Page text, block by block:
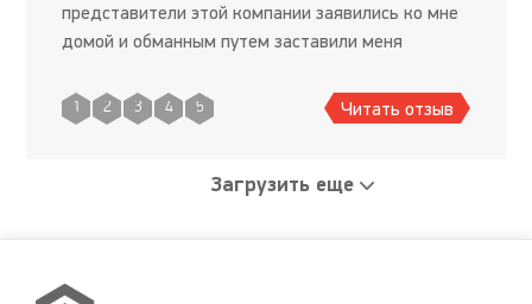
представители этой компании заявились ко мне
домой и обманным путем заставили меня
организации по домофону. Как оказалос
1 2 3 4 5 Читать отзыв
Загрузить еще